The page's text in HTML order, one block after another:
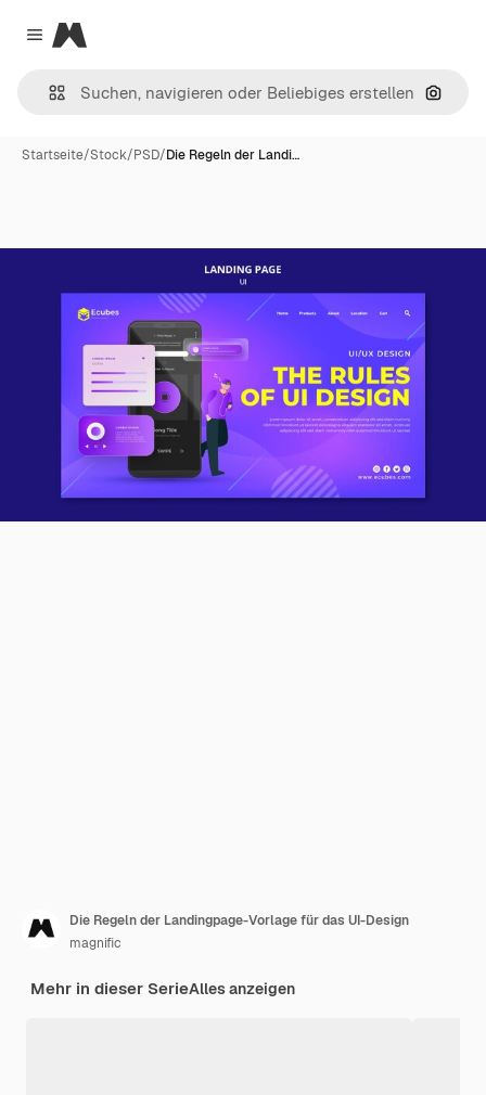
Close menu
Magnific
Nach
Startseite/Stock/PSD/Die Regeln der Landi…
Die Regeln der Landingpage-Vorlage für das UI-Design
magnific
Mehr in dieser SerieAlles anzeigen